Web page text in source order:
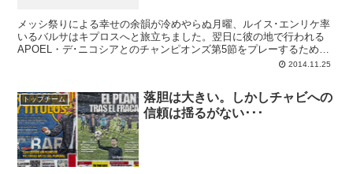
メッシ祭りによる幸せの余韻が冷めやらぬ月曜、ルイス･エンリケ率
いるバルサはキプロスへと旅立ちました。翌日に彼の地で行われる
APOEL・デ･ニコシアとのチャンピオンズ第5節をプレーするためで
す。現在、F組ではPSGがバルサを1ポイント上回っての首位ですの
APOELはここまで4戦勝利なしの最下位（勝点1）ですが、地元では
アヤックス（1-1）にもPSG（0-1）にも1失点しかしていないのが特
徴。カンプノウでもバルサの僅差の勝利（1-0）でしたし、難しい試
合になりそうです。
2014.11.25
トップチーム
落胆は大きい。しかしチャビへの
信頼は揺るがない･･･